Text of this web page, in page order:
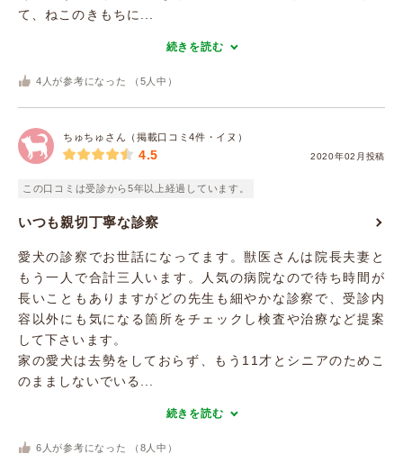
て、ねこのきもちに...
続きを読む
4 人が参考になった （ 5 人中）
ちゅちゅさん（掲載口コミ4件・イヌ）
2020年02月投稿
4.5
この口コミは受診から5年以上経過しています。
いつも親切丁寧な診察
愛犬の診察でお世話になってます。獣医さんは院長夫妻と
もう一人で合計三人います。人気の病院なので待ち時間が
長いこともありますがどの先生も細やかな診察で、受診内
容以外にも気になる箇所をチェックし検査や治療など提案
して下さいます。
家の愛犬は去勢をしておらず、もう11才とシニアのためこ
のまましないでいる...
続きを読む
6 人が参考になった （ 8 人中）